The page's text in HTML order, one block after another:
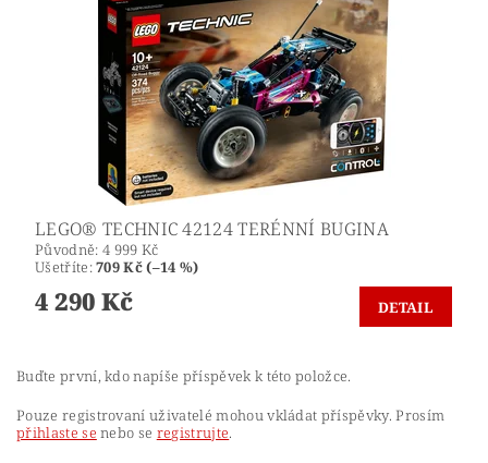
LEGO® TECHNIC 42124 TERÉNNÍ BUGINA
Původně: 4 999 Kč
Ušetříte:709 Kč (–14 %)
4 290 Kč DETAIL
Buďte první, kdo napíše příspěvek k této položce.
Pouze registrovaní uživatelé mohou vkládat příspěvky. Prosím
přihlaste se nebo se registrujte.